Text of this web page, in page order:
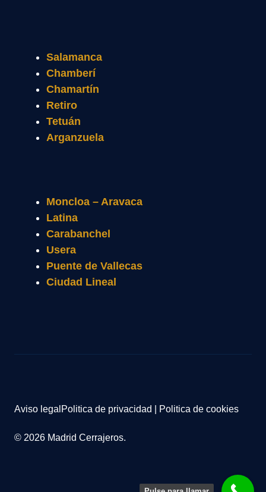
Salamanca
Chamberí
Chamartín
Retiro
Tetuán
Arganzuela
Moncloa – Aravaca
Latina
Carabanchel
Usera
Puente de Vallecas
Ciudad Lineal
© 2026 Madrid Cerrajeros.
Aviso legal Politica de privacidad Politica de cookies